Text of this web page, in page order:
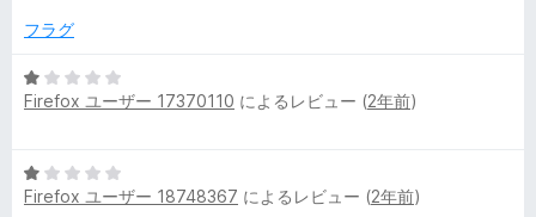
中
の
評
フラグ
5
段
1
の
Firefox ユーザー 17370110 によるレビュー (2年前)
5
段
Firefox ユーザー 18748367 によるレビュー (2年前)